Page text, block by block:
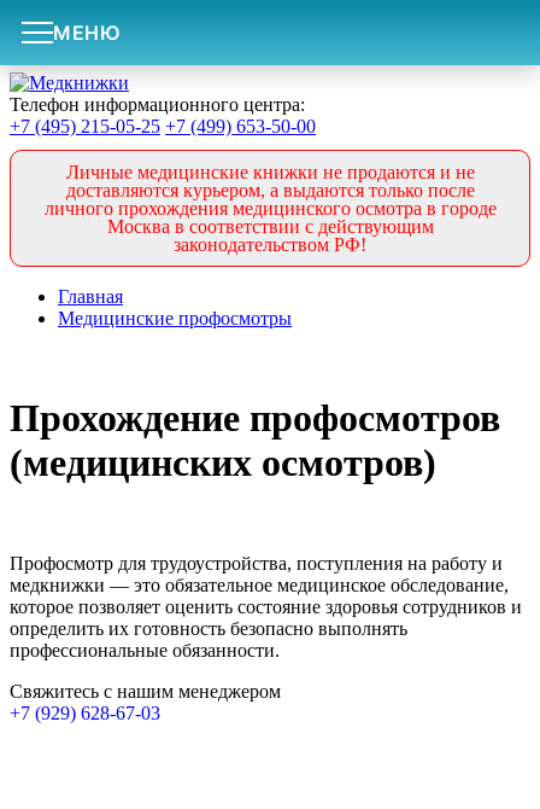
МЕНЮ
Телефон информационного центра:
+7 (495) 215-05-25 +7 (499) 653-50-00
Личные медицинские книжки не продаются и не
доставляются курьером, а выдаются только после
личного прохождения медицинского осмотра в городе
Москва в соответствии с действующим
законодательством РФ!
Главная
Медицинские профосмотры
Прохождение профосмотров
(медицинских осмотров)
Профосмотр для трудоустройства, поступления на работу и
медкнижки — это обязательное медицинское обследование,
которое позволяет оценить состояние здоровья сотрудников и
определить их готовность безопасно выполнять
профессиональные обязанности.
Свяжитесь с нашим менеджером
+7 (929) 628-67-03